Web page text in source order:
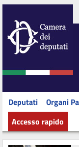
Deputati Organi
Accesso rapido